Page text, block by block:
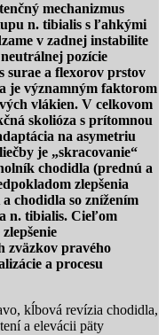
mechanizmus
n. tibialis s ľahkými
v zadnej instabilite
pozície
surae a flexorov prstov
je významným faktorom
vlákien. V celkovom
skolióza s prítomnou
na asymetriu
je „skracovanie“
chodidla (prednú a
zlepšenia
chodidla so znížením
n. tibialis. Cieľom
zväzkov pravého
a procesu
kĺbová revízia chodidla,
a elevácii päty